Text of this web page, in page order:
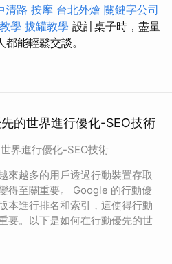
清路 按摩 台北外燴 關鍵字公司
學 拔罐教學 設計桌子時，盡量
能輕鬆交談。
的世界進行優化-SEO技術
界進行優化-SEO技術
來越多的用戶透過行動裝置存取
得至關重要。 Google 的行動優
本進行排名和索引，這使得行動
要。以下是如何在行動優先的世